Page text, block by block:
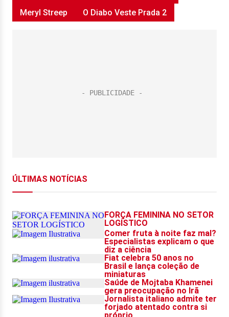
Meryl Streep
O Diabo Veste Prada 2